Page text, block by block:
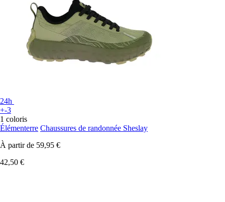
24h
+-3
1 coloris
Élémenterre Chaussures de randonnée Sheslay
À partir de 59,95 €
42,50 €